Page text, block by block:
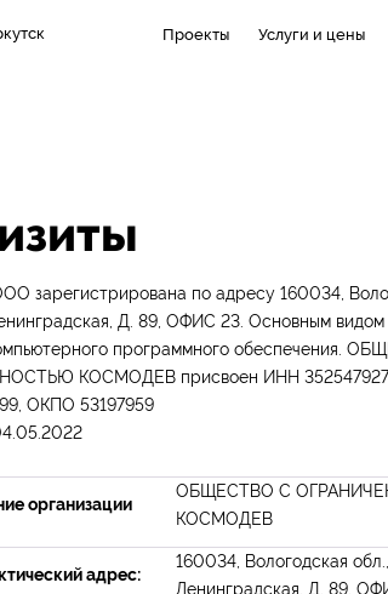
Проекты Услуги и цены
зарегистрирована по адресу 160034,
Д. 89, ОФИС 23. Основным видом
программного обеспечения.
КОСМОДЕВ присвоен ИНН
ОКПО 53197959
организации
ОБЩЕСТВО С
КОСМОДЕВ
адрес:
160034, Вологодская
Ленинградская, Д. 89,